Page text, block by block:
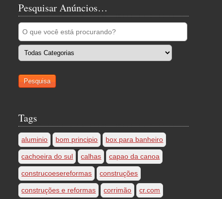
Pesquisar Anúncios…
Tags
aluminio bom principio box para banheiro
cachoeira do sul calhas capao da canoa
construcoesereformas construções
construções e reformas corrimão cr.com